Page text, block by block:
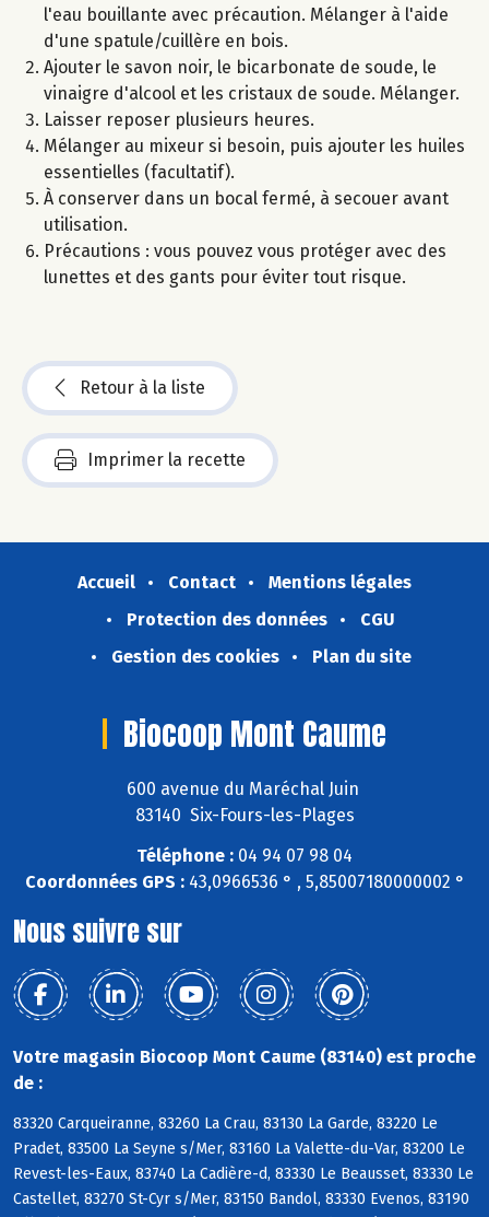
l'eau bouillante avec précaution. Mélanger à l'aide
d'une spatule/cuillère en bois.
Ajouter le savon noir, le bicarbonate de soude, le
vinaigre d'alcool et les cristaux de soude. Mélanger.
Laisser reposer plusieurs heures.
Mélanger au mixeur si besoin, puis ajouter les huiles
essentielles (facultatif).
À conserver dans un bocal fermé, à secouer avant
utilisation.
Précautions : vous pouvez vous protéger avec des
lunettes et des gants pour éviter tout risque.
Retour à la liste
Imprimer la recette
Accueil Contact
Mentions légales
Protection des données
CGU
Gestion des cookies
Plan du site
Biocoop Mont Caume
600 avenue du Maréchal Juin
83140 Six-Fours-les-Plages
Téléphone : 04 94 07 98 04
Coordonnées GPS :43,0966536 ° , 5,85007180000002 °
Nous suivre sur
Votre magasin Biocoop Mont Caume (83140) est proche
de :
83320 Carqueiranne, 83260 La Crau, 83130 La Garde, 83220 Le
Pradet, 83500 La Seyne s/Mer, 83160 La Valette-du-Var, 83200 Le
Revest-les-Eaux, 83740 La Cadière-d, 83330 Le Beausset, 83330 Le
Castellet, 83270 St-Cyr s/Mer, 83150 Bandol, 83330 Evenos, 83190